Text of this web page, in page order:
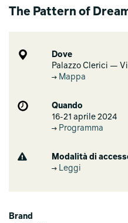
The Pattern of
Dove
Palazzo Clerici —
Mappa
Quando
16-21 aprile 2024
Programma
Modalità di
Leggi
Brand